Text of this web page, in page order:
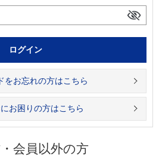
をお忘れの方はこちら
お困りの方はこちら
会員以外の方